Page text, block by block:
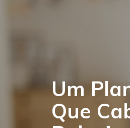
Um
Que